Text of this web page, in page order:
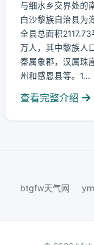
与细水乡交界处的
白沙黎族自治县为
全县总面积
万人，其中黎族人
秦属象郡，汉属珠
州和感恩县等。1...
查看完整介绍
btgfw天气网